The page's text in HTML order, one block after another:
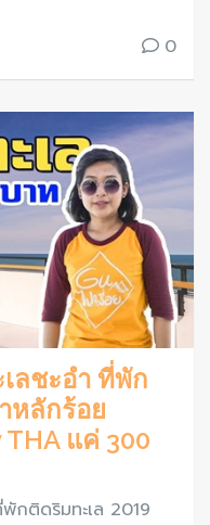
0
เลชะอำ ที่พัก
หลักร้อย
แค่ 300
พักติดริมทะเล 2019